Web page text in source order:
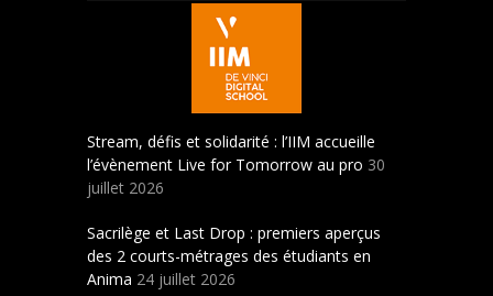
Stream, défis et solidarité : l’IIM accueille
l’évènement Live for Tomorrow au pro 30
juillet 2026
Sacrilège et Last Drop : premiers aperçus
des 2 courts-métrages des étudiants en
Anima 24 juillet 2026